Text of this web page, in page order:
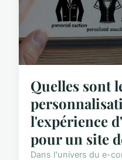
Quelles sont
l'expérience
pour un site
Dans l'univers du e-